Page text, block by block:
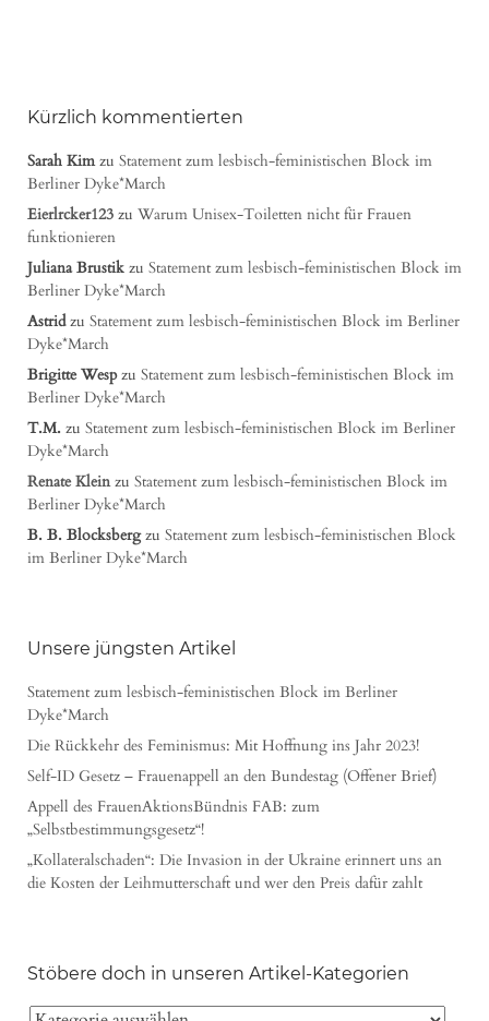
Kürzlich kommentierten
Sarah Kimzu Statement zum lesbisch-feministischen Block im
Berliner Dyke*March
Eierlrcker123 zu Warum Unisex-Toiletten nicht für Frauen
funktionieren
Juliana Brustik zu Statement zum lesbisch-feministischen Block im
Berliner Dyke*March
Astridzu Statement zum lesbisch-feministischen Block im Berliner
Dyke*March
Brigitte Wespzu Statement zum lesbisch-feministischen Block im
Berliner Dyke*March
T.M. zu Statement zum lesbisch-feministischen Block im Berliner
Dyke*March
Renate Kleinzu Statement zum lesbisch-feministischen Block im
Berliner Dyke*March
B. B. Blocksbergzu Statement zum lesbisch-feministischen Block
im Berliner Dyke*March
Unsere jüngsten Artikel
Statement zum lesbisch-feministischen Block im Berliner
Dyke*March
Die Rückkehr des Feminismus: Mit Hoffnung ins Jahr 2023!
Self-ID Gesetz – Frauenappell an den Bundestag (Offener Brief)
Appell des FrauenAktionsBündnis FAB: zum
„Selbstbestimmungsgesetz“!
„Kollateralschaden“: Die Invasion in der Ukraine erinnert uns an
die Kosten der Leihmutterschaft und wer den Preis dafür zahlt
Stöbere doch in unseren Artikel-Kategorien